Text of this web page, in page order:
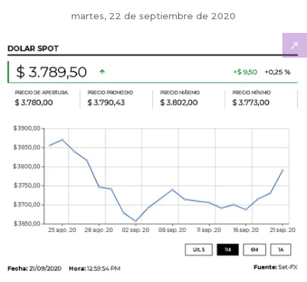
martes, 22 de septiembre de 2020